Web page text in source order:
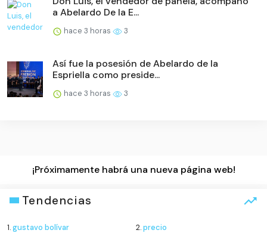
a Abelardo De la E...
hace 3 horas 3
Así fue la posesión de Abelardo de la
Espriella como preside...
hace 3 horas 3
¡Próximamente habrá una nueva página web!
Tendencias
1.gustavo bolívar 2.precio